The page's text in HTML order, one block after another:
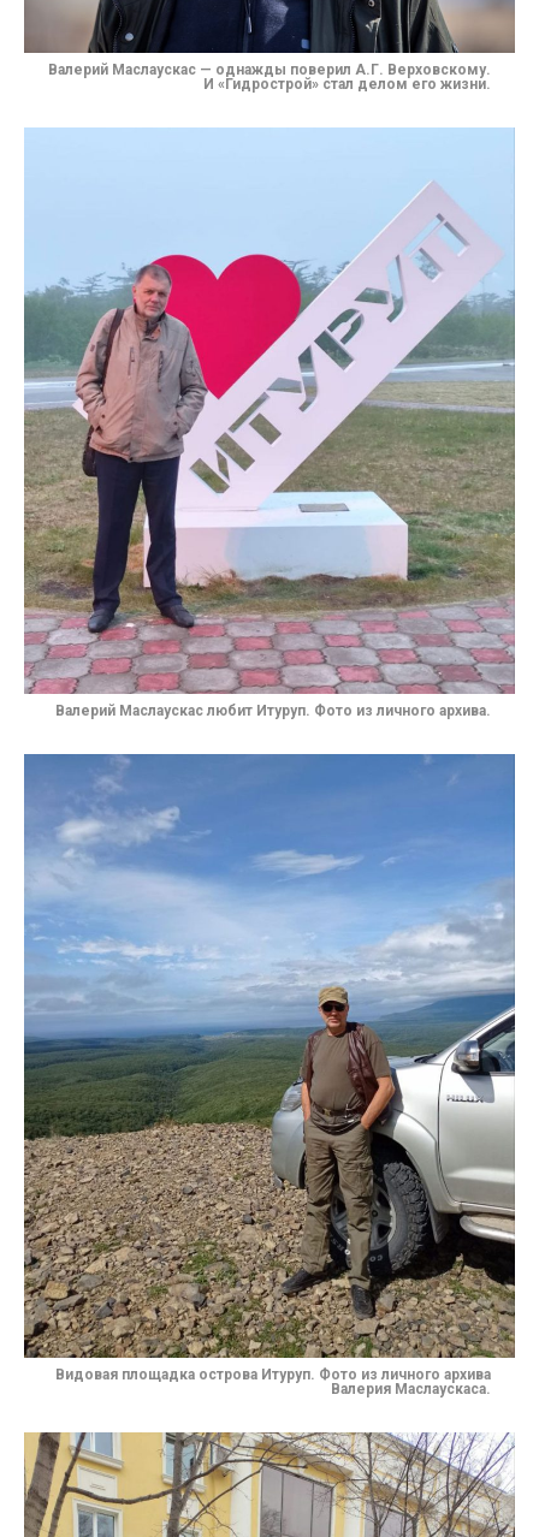
Валерий Маслаускас — однажды поверил А.Г. Верховскому.
И «Гидрострой» стал делом его жизни.
Валерий Маслаускас любит Итуруп. Фото из личного архива.
Видовая площадка острова Итуруп. Фото из личного архива
Валерия Маслаускаса.